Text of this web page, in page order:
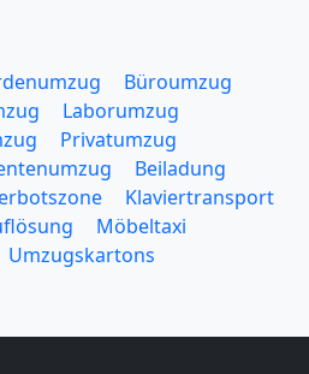
Büroumzug
Laborumzug
Privatumzug
Beiladung
Klaviertransport
Möbeltaxi
Umzugskartons